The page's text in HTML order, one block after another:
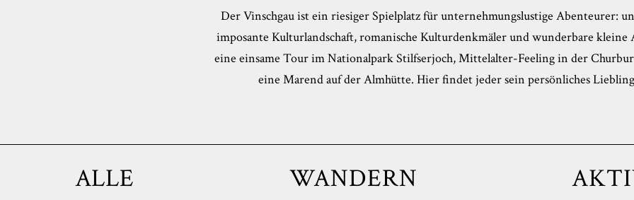
Der Vinschgau ist ein riesiger Spielplatz für unternehmungslustige Abenteurer:
imposante Kulturlandschaft, romanische Kulturdenkmäler und wunderbare kleine
eine einsame Tour im Nationalpark Stilfserjoch, Mittelalter-Feeling in der
eine Marend auf der Almhütte. Hier findet jeder sein persönliches
ALLE WANDERN